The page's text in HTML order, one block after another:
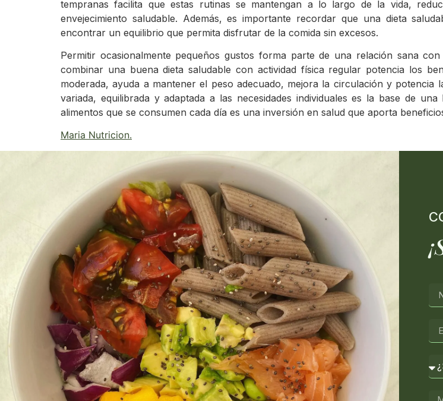
tempranas facilita que estas rutinas se mantengan a lo largo de la vida,
envejecimiento saludable. Además, es importante recordar que una dieta
encontrar un equilibrio que permita disfrutar de la comida sin excesos.
Permitir ocasionalmente pequeños gustos forma parte de una relación sana
combinar una buena dieta saludable con actividad física regular potencia los
moderada, ayuda a mantener el peso adecuado, mejora la circulación y potencia
variada, equilibrada y adaptada a las necesidades individuales es la base de
alimentos que se consumen cada día es una inversión en salud que aporta
Maria Nutricion.